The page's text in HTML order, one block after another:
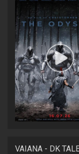
VAIANA - DK